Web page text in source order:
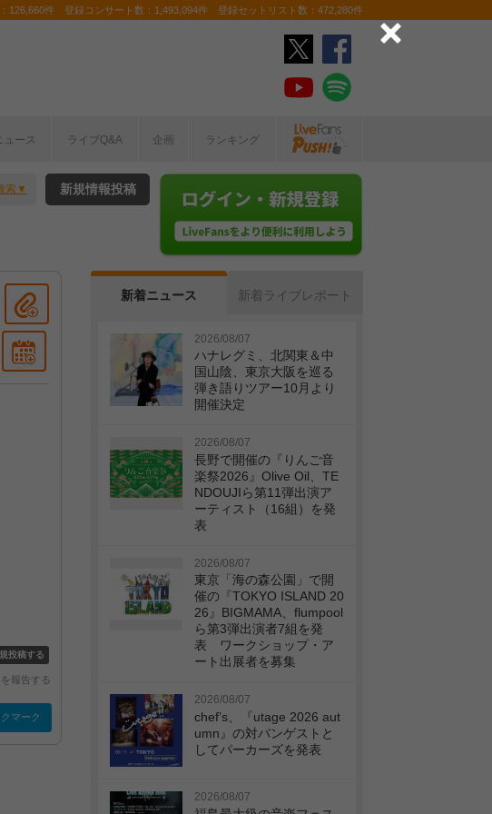
126,660件 登録コンサート数：1,493,094件 登録セットリスト数：472,280件
ュース ライブQ&A 企画 ランキング
索 新規情報投稿
投稿する
報告する
マーク
新着ニュース 新着ライブレポート
2026/08/07
ハナレグミ、北関東＆中
国山陰、東京大阪を巡る
弾き語りツアー10月より
開催決定
2026/08/07
長野で開催の『りんご音
楽祭2026』Olive Oil、TE
NDOUJIら第11弾出演ア
ーティスト（16組）を発
表
2026/08/07
東京「海の森公園」で開
催の『TOKYO ISLAND 20
26』BIGMAMA、flumpool
ら第3弾出演者7組を発
表 ワークショップ・ア
ート出展者を募集
2026/08/07
chef’s、『utage 2026 aut
umn』の対バンゲストと
してパーカーズを発表
2026/08/07